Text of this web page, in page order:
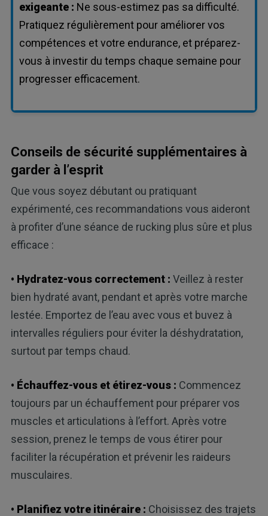
exigeante : Ne sous-estimez pas sa difficulté.
Pratiquez régulièrement pour améliorer vos
compétences et votre endurance, et préparez-
vous à investir du temps chaque semaine pour
progresser efficacement.
Conseils de sécurité supplémentaires à
garder à l’esprit
Que vous soyez débutant ou pratiquant
expérimenté, ces recommandations vous aideront
à profiter d’une séance de rucking plus sûre et plus
efficace :
• Hydratez-vous correctement : Veillez à rester
bien hydraté avant, pendant et après votre marche
lestée. Emportez de l’eau avec vous et buvez à
intervalles réguliers pour éviter la déshydratation,
surtout par temps chaud.
• Échauffez-vous et étirez-vous : Commencez
toujours par un échauffement pour préparer vos
muscles et articulations à l’effort. Après votre
session, prenez le temps de vous étirer pour
faciliter la récupération et prévenir les raideurs
musculaires.
• Planifiez votre itinéraire : Choisissez des trajets